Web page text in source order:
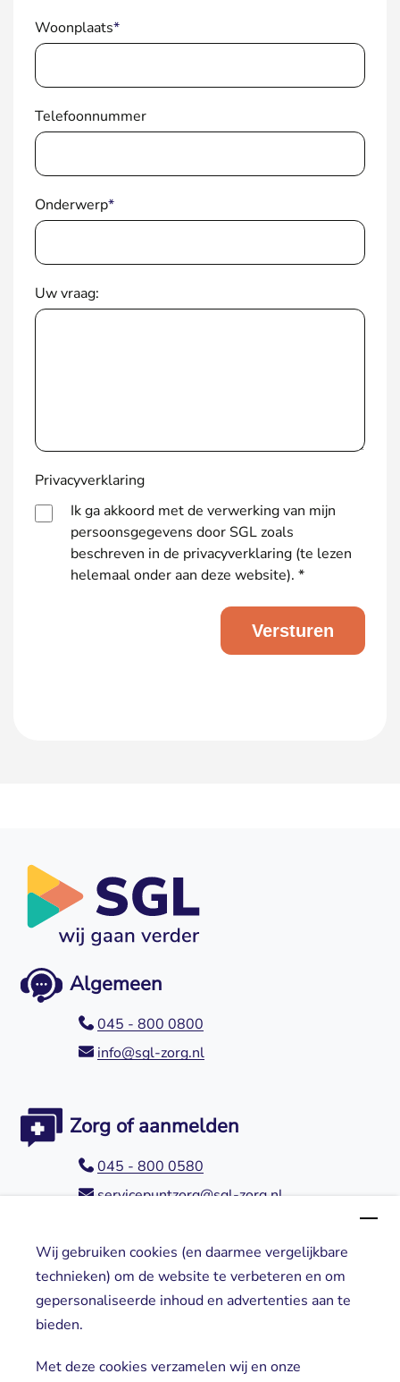
Wij gebruiken cookies (en daarmee vergelijkbare
technieken) om de website te verbeteren en om
gepersonaliseerde inhoud en advertenties aan te
bieden.
Met deze cookies verzamelen wij en onze
Woonplaats*
Telefoonnummer
Onderwerp*
Uw vraag:
Privacyverklaring
Ik ga akkoord met de verwerking van mijn
persoonsgegevens door SGL zoals
beschreven in de privacyverklaring (te lezen
helemaal onder aan deze website). *
Algemeen
045 - 800 0800
info@sgl-zorg.nl
Zorg of aanmelden
045 - 800 0580
servicepuntzorg@sgl-zorg.nl
Direct naar
Locaties
Vrijwilligers